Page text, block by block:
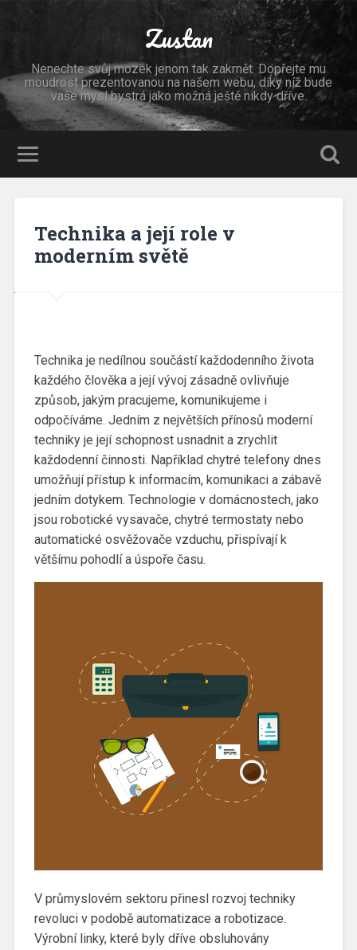
Zustan
Nenechte svůj mozek jenom tak zakrnět. Dopřejte mu
moudrost prezentovanou na našem webu, díky níž bude
vaše mysl bystrá jako možná ještě nikdy dříve.
Technika a její role v
moderním světě
Technika je nedílnou součástí každodenního života
každého člověka a její vývoj zásadně ovlivňuje
způsob, jakým pracujeme, komunikujeme i
odpočíváme. Jedním z největších přínosů moderní
techniky je její schopnost usnadnit a zrychlit
každodenní činnosti. Například chytré telefony dnes
umožňují přístup k informacím, komunikaci a zábavě
jedním dotykem. Technologie v domácnostech, jako
jsou robotické vysavače, chytré termostaty nebo
automatické osvěžovače vzduchu, přispívají k
většímu pohodlí a úspoře času.
V průmyslovém sektoru přinesl rozvoj techniky
revoluci v podobě automatizace a robotizace.
Výrobní linky, které byly dříve obsluhovány